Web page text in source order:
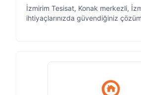
İzmirim Tesisat, Konak merkezli,
ihtiyaçlarınızda güvendiğiniz çözüm